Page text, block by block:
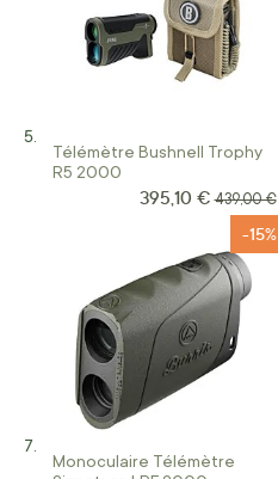
Télémètre Bushnell Trophy
R5 2000
Prix Spécial
395,10 € Prix
439,00 €
Monoculaire Télémètre
-15%